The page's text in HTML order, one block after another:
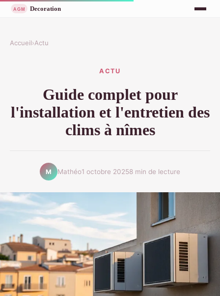
Accueil›Actu
ACTU
Guide complet pour
l'installation et l'entretien des
clims à nîmes
M Mathéo1 octobre 20258 min de lecture